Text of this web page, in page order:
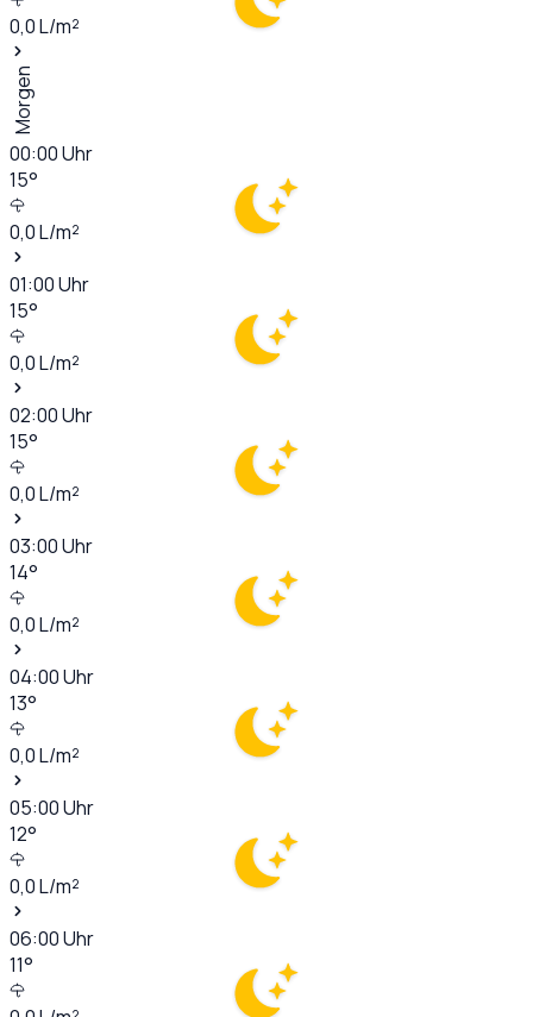
0,0L/m²
Morgen
00:00Uhr
15°
0,0L/m²
01:00Uhr
15°
0,0L/m²
02:00Uhr
15°
0,0L/m²
03:00Uhr
14°
0,0L/m²
04:00Uhr
13°
0,0L/m²
05:00Uhr
12°
0,0L/m²
06:00Uhr
11°